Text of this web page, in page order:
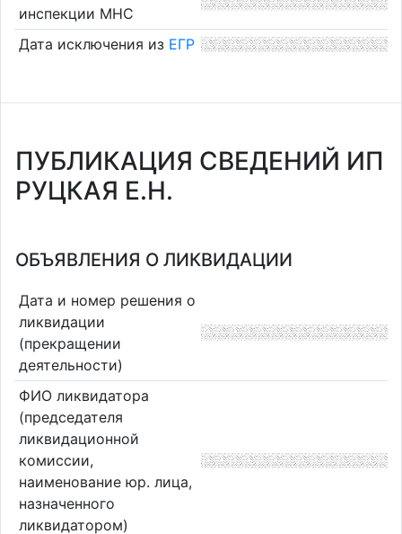
инспекции МНС
Дата исключения из ЕГР
ПУБЛИКАЦИЯ СВЕДЕНИЙ ИП
РУЦКАЯ Е.Н.
ОБЪЯВЛЕНИЯ О ЛИКВИДАЦИИ
Дата и номер решения о
ликвидации
(прекращении
деятельности)
ФИО ликвидатора
(председателя
ликвидационной
комиссии,
наименование юр. лица,
назначенного
ликвидатором)